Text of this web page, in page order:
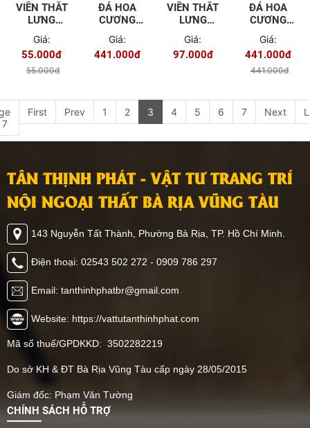
VIỀN THẮT
LƯNG
2.8CM TGL
- 7906
Giá:
55.000đ
55.000đ
ĐÁ HOA
CƯƠNG
PVC - 9617
Giá:
441.000đ
VIỀN THẮT
LƯNG
4.5CM TGL
- 7907
Giá:
97.000đ
ĐÁ HOA
CƯƠNG
PVC - 9621
Giá:
441.000đ
441.000đ
First Prev 1 2 3 4 5 6 7 Next
TÂN THỊNH PHÁT - VẬT TƯ TRANG TRÍ
NỘI NGOẠI THẤT BÀ RỊA VŨNG TÀU
143 Nguyễn Tất Thành, Phường Bà Rịa, TP. Hồ Chí Minh.
Điện thoại: 02543 502 272 - 0909 786 297
Email: tanthinhphatbr@gmail.com
Website: https://vattutanthinhphat.com
Mã số thuế/GPDKKD: 3502282219
Do sở KH & ĐT Bà Rịa Vũng Tàu cấp ngày 28/05/2015
Giám đốc: Phạm Văn Tường
CHÍNH SÁCH HỖ TRỢ